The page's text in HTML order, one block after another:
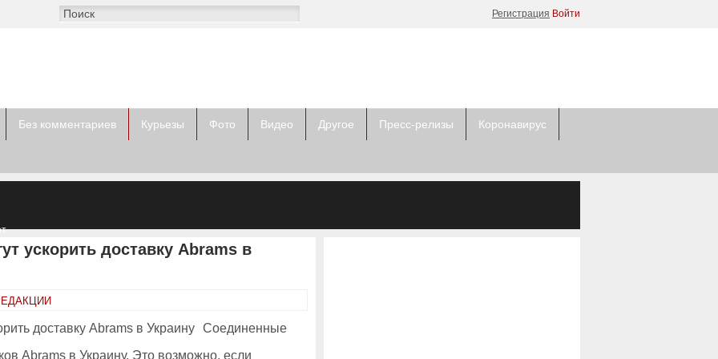
Регистрация Войти
Без комментариев Курьезы Фото Видео Другое Пресс-релизы Коронавирус
ускорить доставку Abrams в
Соединенные
Abrams в Украину. Это возможно, если